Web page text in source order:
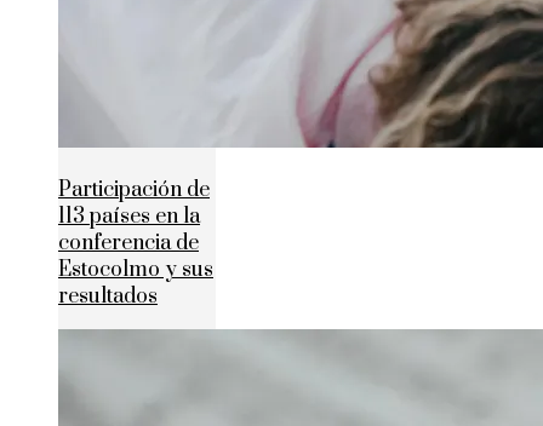
Participación de
113 países en la
conferencia de
Estocolmo y sus
resultados